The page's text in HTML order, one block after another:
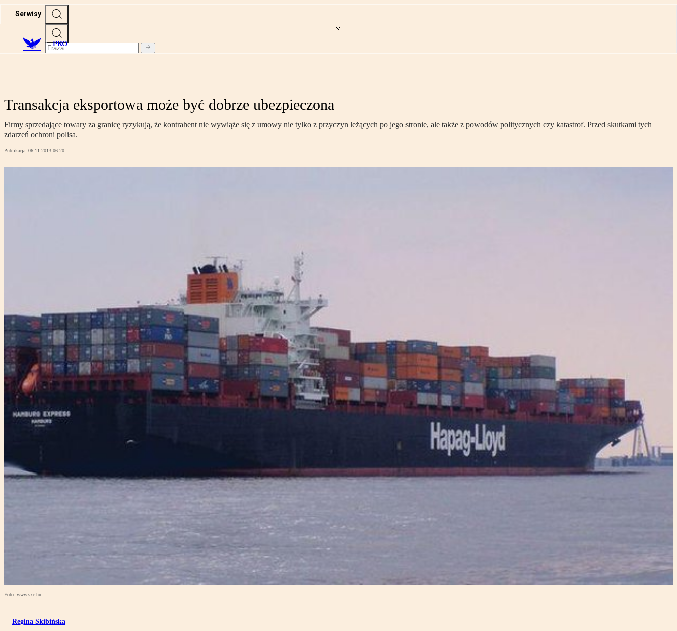
Serwisy
PRO
Transakcja eksportowa może być dobrze ubezpieczona
Firmy sprzedające towary za granicę ryzykują, że kontrahent nie wywiąże się z umowy nie tylko z przyczyn leżących po jego stronie, ale także z powodów politycznych czy katastrof. Przed skutkami tych
zdarzeń ochroni polisa.
Publikacja: 06.11.2013 06:20
Foto: www.sxc.hu
Regina Skibińska